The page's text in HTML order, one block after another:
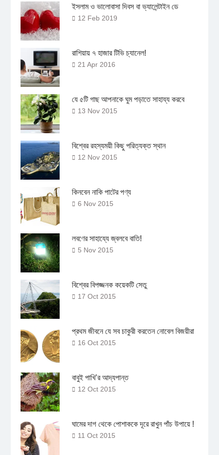
ইসলাম ও ভালোবাসা দিবস বা ভ্যালেন্টাইন ডে
12 Feb 2019
রাশিয়ায় ৭ হাজার টিভি চ্যানেল!
21 Apr 2016
যে ৫টি গাছ আপনাকে ঘুম পড়াতে সাহায্য করবে
13 Nov 2015
বিশ্বের রহস্যময়ী কিছু পরিত্যক্ত স্থান
12 Nov 2015
কিনবেন নাকি পাটের পণ্য
6 Nov 2015
লবণের সাহায্যে জ্বলবে বাতি!
5 Nov 2015
বিশ্বের বিপজ্জনক কয়েকটি সেতু
17 Oct 2015
প্রথম জীবনে যে সব চাকুরী করতেন নোবেল বিজয়ীরা
16 Oct 2015
বাবুই পাখি’র আদ্যপান্ত
12 Oct 2015
ঘামের দাগ থেকে পোশাককে দূরে রাখুন পাঁচ উপায়ে !
11 Oct 2015